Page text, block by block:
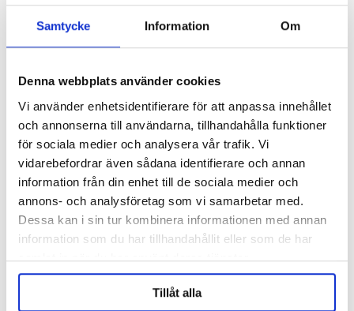
Samtycke Information Om
Denna webbplats använder cookies
Vi använder enhetsidentifierare för att anpassa innehållet
och annonserna till användarna, tillhandahålla funktioner
för sociala medier och analysera vår trafik. Vi
vidarebefordrar även sådana identifierare och annan
information från din enhet till de sociala medier och
annons- och analysföretag som vi samarbetar med.
Dessa kan i sin tur kombinera informationen med annan
information som du har tillhandahållit eller som de har
samlat in när du har använt deras tjänster.
Tillåt alla
Five Star Chemicals & Supply, Inc.
PBW Liquid 946 ml Chemipro Wash 2 kg